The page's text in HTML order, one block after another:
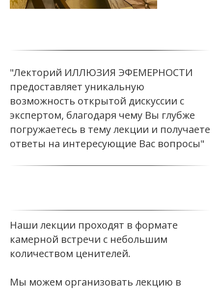
"Лекторий ИЛЛЮЗИЯ ЭФЕМЕРНОСТИ
предоставляет уникальную
возможность открытой дискуссии с
экспертом, благодаря чему Вы глубже
погружаетесь в тему лекции и получаете
ответы на интересующие Вас вопросы"
Наши лекции проходят в формате
камерной встречи с небольшим
количеством ценителей.
Мы можем организовать лекцию в